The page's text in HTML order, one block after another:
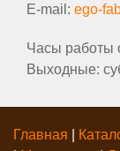
E-mail: ego-
Часы работы
Выходные:
Главная